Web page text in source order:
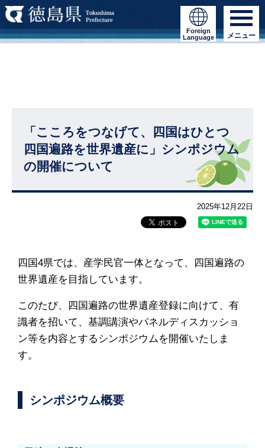
Foreign
Language
メニュー
「こころをつなげて、四国はひとつ
四国遍路を世界遺産に」シンポジウム
の開催について
2025年12月22日
四国4県では、産学民官一体となって、四国遍路の
世界遺産を目指しています。
このたび、四国遍路の世界遺産登録に向けて、有
識者を招いて、基調講演やパネルディスカッショ
ン等を内容とするシンポジウムを開催いたしま
す。
シンポジウム概要